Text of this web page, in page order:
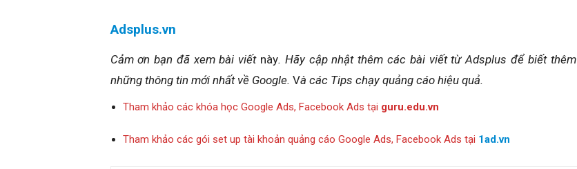
Adsplus.vn
Cảm ơn bạn đã xem bài viết này. Hãy cập nhật thêm các bài viết từ Adsplus để biết thêm
những thông tin mới nhất về Google. Và các Tips chạy quảng cáo hiệu quả.
Tham khảo các khóa học Google Ads, Facebook Ads tại guru.edu.vn
Tham khảo các gói set up tài khoản quảng cáo Google Ads, Facebook Ads tại 1ad.vn